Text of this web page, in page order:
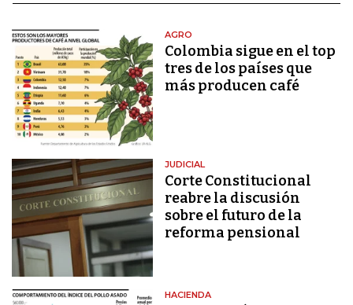
AGRO
Colombia sigue en el top
tres de los países que
más producen café
JUDICIAL
Corte Constitucional
reabre la discusión
sobre el futuro de la
reforma pensional
HACIENDA